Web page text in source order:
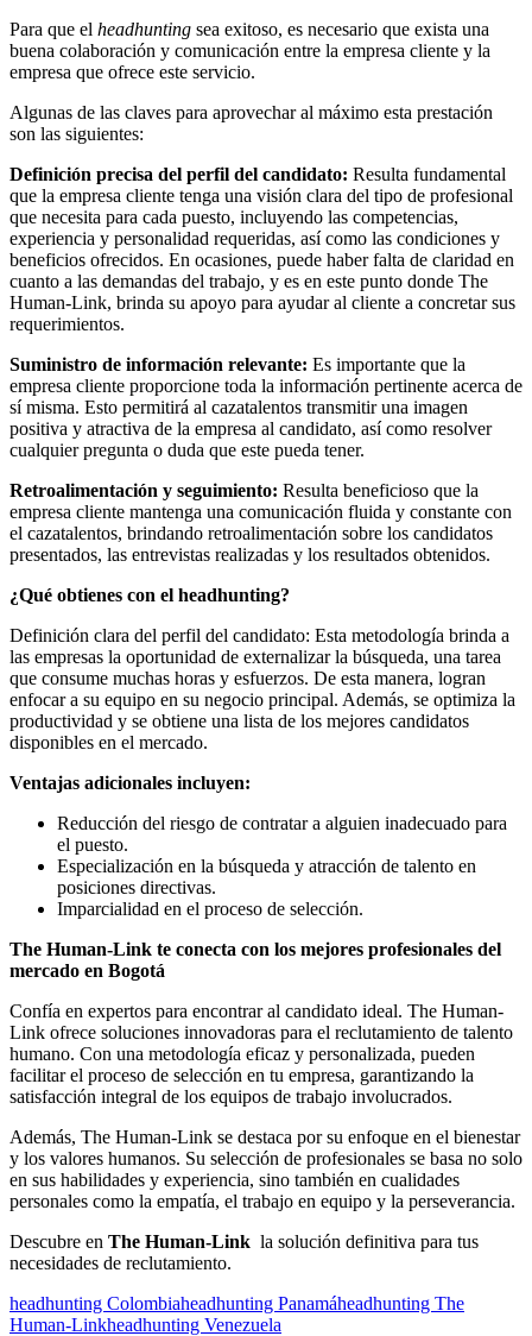
Para que el headhunting sea exitoso, es necesario que exista una
buena colaboración y comunicación entre la empresa cliente y la
empresa que ofrece este servicio.
Algunas de las claves para aprovechar al máximo esta prestación
son las siguientes:
Definición precisa del perfil del candidato: Resulta fundamental
que la empresa cliente tenga una visión clara del tipo de profesional
que necesita para cada puesto, incluyendo las competencias,
experiencia y personalidad requeridas, así como las condiciones y
beneficios ofrecidos. En ocasiones, puede haber falta de claridad en
cuanto a las demandas del trabajo, y es en este punto donde The
Human-Link, brinda su apoyo para ayudar al cliente a concretar sus
requerimientos.
Suministro de información relevante: Es importante que la
empresa cliente proporcione toda la información pertinente acerca de
sí misma. Esto permitirá al cazatalentos transmitir una imagen
positiva y atractiva de la empresa al candidato, así como resolver
cualquier pregunta o duda que este pueda tener.
Retroalimentación y seguimiento: Resulta beneficioso que la
empresa cliente mantenga una comunicación fluida y constante con
el cazatalentos, brindando retroalimentación sobre los candidatos
presentados, las entrevistas realizadas y los resultados obtenidos.
¿Qué obtienes con el headhunting?
Definición clara del perfil del candidato: Esta metodología brinda a
las empresas la oportunidad de externalizar la búsqueda, una tarea
que consume muchas horas y esfuerzos. De esta manera, logran
enfocar a su equipo en su negocio principal. Además, se optimiza la
productividad y se obtiene una lista de los mejores candidatos
disponibles en el mercado.
Ventajas adicionales incluyen:
Reducción del riesgo de contratar a alguien inadecuado para
el puesto.
Especialización en la búsqueda y atracción de talento en
posiciones directivas.
Imparcialidad en el proceso de selección.
The Human-Link te conecta con los mejores profesionales del
mercado en Bogotá
Confía en expertos para encontrar al candidato ideal. The Human-
Link ofrece soluciones innovadoras para el reclutamiento de talento
humano. Con una metodología eficaz y personalizada, pueden
facilitar el proceso de selección en tu empresa, garantizando la
satisfacción integral de los equipos de trabajo involucrados.
Además, The Human-Link se destaca por su enfoque en el bienestar
y los valores humanos. Su selección de profesionales se basa no solo
en sus habilidades y experiencia, sino también en cualidades
personales como la empatía, el trabajo en equipo y la perseverancia.
Descubre en The Human-Link la solución definitiva para tus
necesidades de reclutamiento.
headhunting Colombiaheadhunting Panamáheadhunting The
Human-Linkheadhunting Venezuela